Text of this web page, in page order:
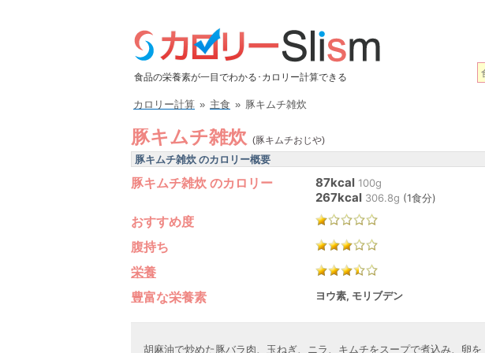
食品の栄養素が一目でわかる･カロリー計算できる
カロリー計算 » 主食 » 豚キムチ雑炊
豚キムチ雑炊 (豚キムチおじや)
豚キムチ雑炊 のカロリー概要
豚キムチ雑炊 のカロリー 87kcal 100g
267kcal 306.8g (1食分)
おすすめ度
腹持ち
栄養
豊富な栄養素
ヨウ素, モリブデン
胡麻油で炒めた豚バラ肉、玉ねぎ、ニラ、キムチをスープで煮込み、卵を